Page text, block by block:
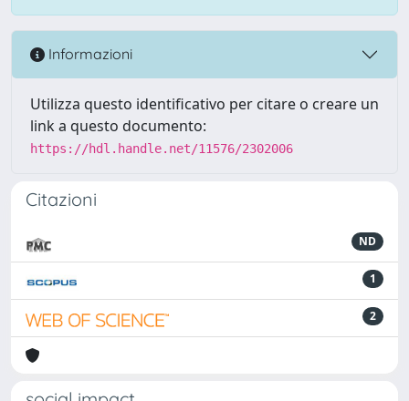
Informazioni
Utilizza questo identificativo per citare o creare un
link a questo documento:
https://hdl.handle.net/11576/2302006
Citazioni
ND
1
2